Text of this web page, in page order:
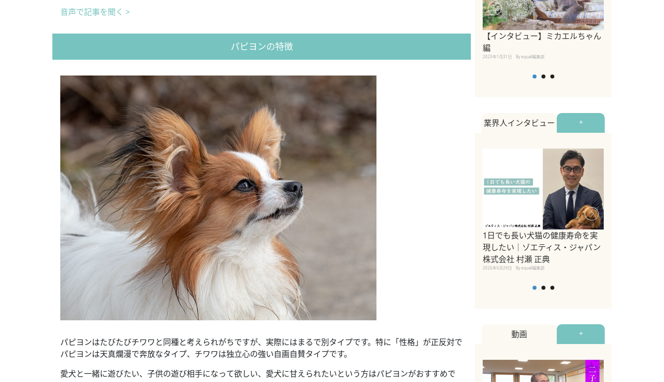
音声で記事を聞く >
パピヨンの特徴
パピヨンはたびたびチワワと同種と考えられがちですが、実際にはまるで別タイプです。特に「性格」が正反対で
パピヨンは天真爛漫で奔放なタイプ、チワワは独立心の強い自画自賛タイプです。
愛犬と一緒に遊びたい、子供の遊び相手になって欲しい、愛犬に甘えられたいという方はパピヨンがおすすめで
【インタビュー】ミカエルちゃん
編
2025年1月31日 By equall編集部
業界人インタビュー +
1日でも長い犬猫の健康寿命を実
現したい｜ゾエティス・ジャパン
株式会社 村瀬 正典
2026年5月29日 By equall編集部
動画 +